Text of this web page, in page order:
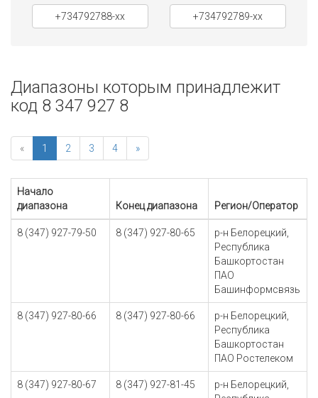
+734792788-xx +734792789-xx
Диапазоны которым принадлежит
код 8 347 927 8
« 1 2 3 4 »
Начало
диапазона
Конец диапазона Регион/Оператор
8 (347) 927-79-50 8 (347) 927-80-65
р-н Белорецкий,
Республика
Башкортостан
ПАО
Башинформсвязь
8 (347) 927-80-66 8 (347) 927-80-66
р-н Белорецкий,
Республика
Башкортостан
ПАО Ростелеком
8 (347) 927-80-67 8 (347) 927-81-45
р-н Белорецкий,